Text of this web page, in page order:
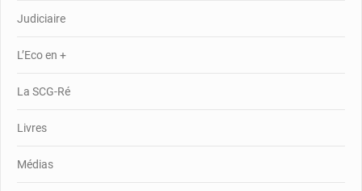
Judiciaire
L’Eco en +
La SCG-Ré
Livres
Médias